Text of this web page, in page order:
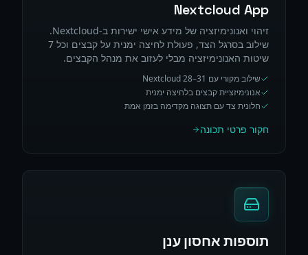
Nextcloud App
זיהוי ואנונימיזציה של מידע אישי ישירות ב-Nextcloud.
שילוב בסרגל הצד, פעולת לחיצה ימנית על קבצים וכל 7
שיטות האנונימיזציה מבלי לעזוב את מנהל הקבצים.
שילוב מקורי עם Nextcloud 28–31
אנונימיזציית קבצים בלחיצה ימנית
חלונית צד עם תצוגה מקדימה בזמן אמת
חקור פרטי תכונה
תוספות אחסון ענן